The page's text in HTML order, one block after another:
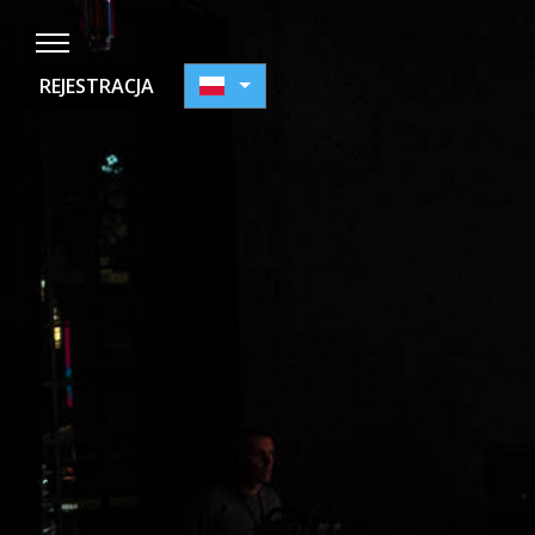
REJESTRACJA